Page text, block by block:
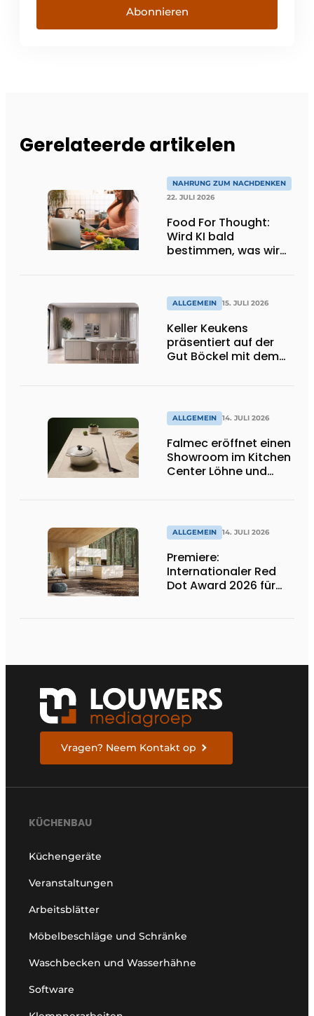
Abonnieren
Gerelateerde artikelen
NAHRUNG ZUM NACHDENKEN
22. JULI 2026
Food For Thought:
Wird KI bald
bestimmen, was wir
dich!
ALLGEMEIN 15. JULI 2026
Keller Keukens
präsentiert auf der
Gut Böckel mit dem
ALLGEMEIN 14. JULI 2026
Falmec eröffnet einen
Showroom im Kitchen
Center Löhne und
ALLGEMEIN 14. JULI 2026
Premiere:
Internationaler Red
Dot Award 2026 für
Vragen? Neem Kontakt op
KÜCHENBAU
Küchengeräte
Veranstaltungen
Arbeitsblätter
Möbelbeschläge und Schränke
Waschbecken und Wasserhähne
Software